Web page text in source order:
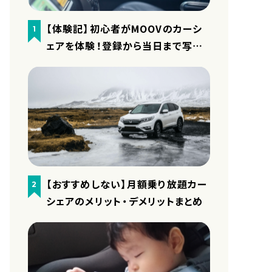
1
【体験記】初心者がMOOVのカーシ
ェアを体験！登録から当日まで写真
2
【おすすめしない】月額乗り放題カー
シェアのメリット・デメリットまとめ